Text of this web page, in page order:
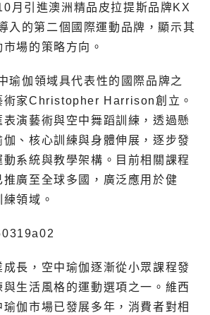
月引進澳洲精品皮拉提斯品牌KX
入的第二個國際運動品牌，顯示其
場的策略方向。
瑜伽領域具代表性的國際品牌之
術家Christopher Harrison創立。
演藝術與空中舞蹈訓練，透過懸
伽、核心訓練與身體伸展，逐步發
系統與教學架構。目前相關課程
廣至全球多國，廣泛應用於健
領域。
長，空中瑜伽逐漸從小眾課程發
生活風格的運動選項之一。維西
伽市場已發展多年，消費者對相